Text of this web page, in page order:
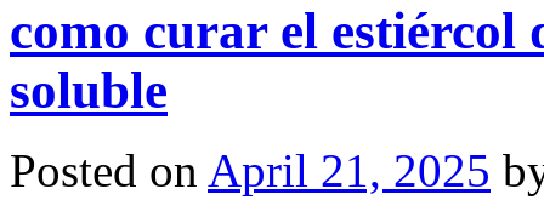
Goat
Manure
as
Dung
Fertilizer
is
como curar el
soluble
Posted on April 21, 2025